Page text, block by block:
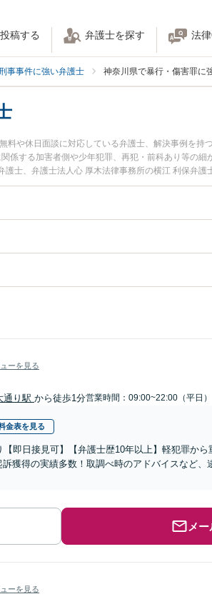
稿する 弁護士を探す 法
事事件に強い弁護士 神奈川県で暴行・傷害罪に
や休日面談に対応している弁護士、解決事例を持
係する加害者側や少年犯罪、再犯・前科あり等の
士、弁護士法人心 厚木法律事務所の横江 利保弁
ルを今すぐに弁護士に相談したい』『暴行・傷害
に相談予約したい』などでお困りの相談者さんにお
ーを見る
通り駅 から徒歩1分営業時間：09:00~22:00（平日）
金表を見る
即日接見可】【弁護士歴10年以上】軽犯罪か
獲得の実績多数！取調べ時のアドバイスなど
メ
ーを見る